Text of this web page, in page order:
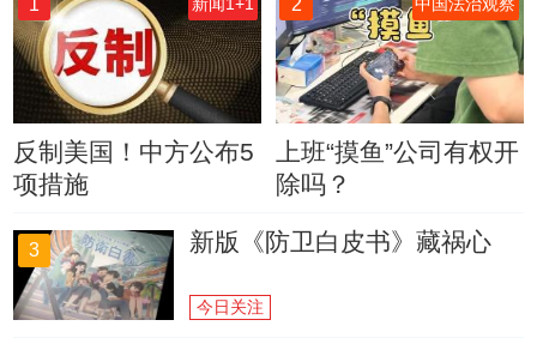
1 新闻1+1
反制美国！中方公布5
项措施
2 中国法治观察
上班“摸鱼”公司有权开
除吗？
3 新版《防卫白皮书》藏祸心
今日关注